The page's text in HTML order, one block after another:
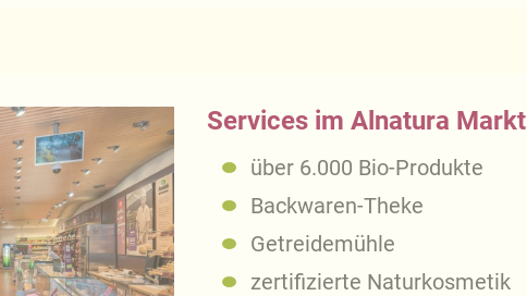
Services im Alnatura
über 6.000 Bio-Produkte
Backwaren-Theke
Getreidemühle
zertifizierte Naturkosmetik